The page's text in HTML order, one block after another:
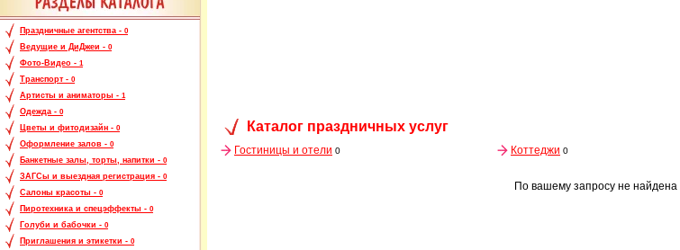
Праздничные агентства - 0
Ведущие и ДиДжеи - 0
Фото-Видео - 1
Транспорт - 0
Артисты и аниматоры - 1
Одежда - 0
Цветы и фитодизайн - 0
Оформление залов - 0
Банкетные залы, торты, напитки - 0
ЗАГСы и выездная регистрация - 0
Салоны красоты - 0
Пиротехника и спецэффекты - 0
Голуби и бабочки - 0
Приглашения и этикетки - 0
Каталог праздничных услуг
Гостиницы и отели 0 Коттеджи 0
По вашему запросу не